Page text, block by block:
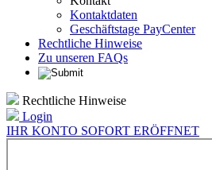
Kontaktdaten
Geschäftstage PayCenter
Rechtliche Hinweise
Zu unseren FAQs
Rechtliche Hinweise
Login
IHR KONTO SOFORT ERÖFFNET